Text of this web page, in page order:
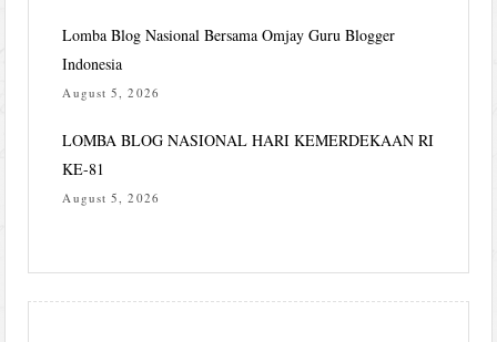
Lomba Blog Nasional Bersama Omjay Guru Blogger
Indonesia
August 5, 2026
LOMBA BLOG NASIONAL HARI KEMERDEKAAN RI
KE-81
August 5, 2026